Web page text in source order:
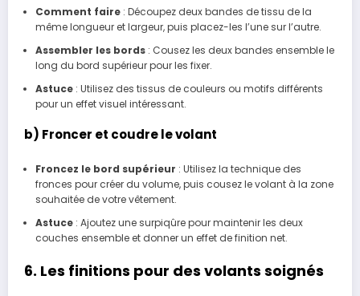
Comment faire: Découpez deux bandes de tissu de la
même longueur et largeur, puis placez-les l’une sur l’autre.
Assembler les bords: Cousez les deux bandes ensemble le
long du bord supérieur pour les fixer.
Astuce: Utilisez des tissus de couleurs ou motifs différents
pour un effet visuel intéressant.
b) Froncer et coudre le volant
Froncez le bord supérieur : Utilisez la technique des
fronces pour créer du volume, puis cousez le volant à la zone
souhaitée de votre vêtement.
Astuce: Ajoutez une surpiqûre pour maintenir les deux
couches ensemble et donner un effet de finition net.
6. Les finitions pour des volants soignés